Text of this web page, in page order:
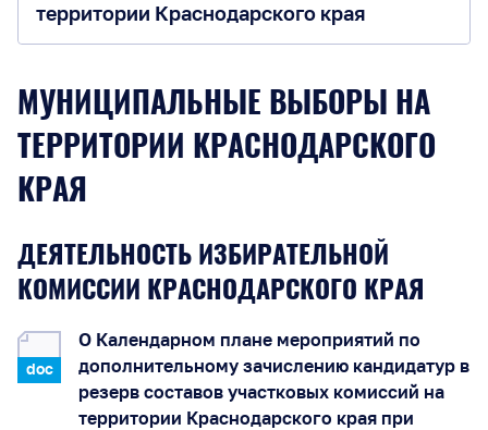
территории Краснодарского края
Законодательство РФ
Законодательство КК
Документы ИККК
Выборы Губернатора Краснодарского края
Выборы депутатов Законодательного
Собрания Краснодарского края
МУНИЦИПАЛЬНЫЕ ВЫБОРЫ НА
ТЕРРИТОРИИ КРАСНОДАРСКОГО
КРАЯ
ДЕЯТЕЛЬНОСТЬ ИЗБИРАТЕЛЬНОЙ
КОМИССИИ КРАСНОДАРСКОГО КРАЯ
doc
О Календарном плане мероприятий по
дополнительному зачислению кандидатур в
резерв составов участковых комиссий на
территории Краснодарского края при